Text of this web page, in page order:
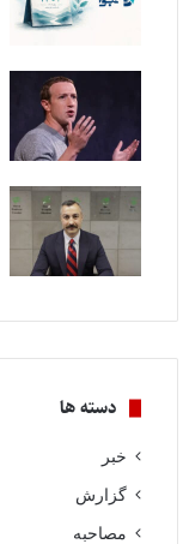
دسته ها
خبر
گزارش
مصاحبه